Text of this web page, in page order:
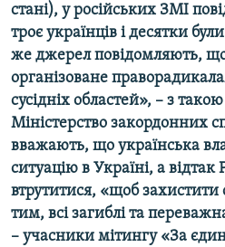
Усі сайти RFE/RL
стані), у російських ЗМІ
троє українців і десятки
же джерел повідомляють,
організоване
сусідніх областей», – з
Міністерство закордонних
вважають, що українська
ситуацію в Україні, а відтак
втрутитися, «щоб захистити
тим, всі загиблі та
– учасники мітингу «За